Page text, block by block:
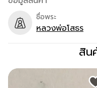
ชื่อพระ
หลวงพ่อโสธร
สิน